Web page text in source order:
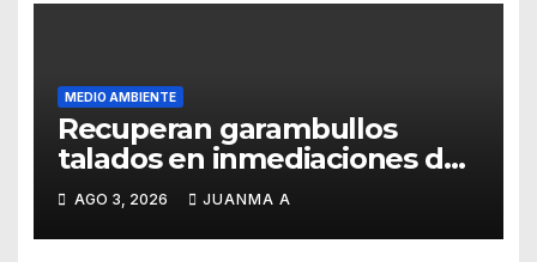
MEDIO AMBIENTE
Recuperan garambullos
talados en inmediaciones de
la Garrapata
AGO 3, 2026 JUANMA A